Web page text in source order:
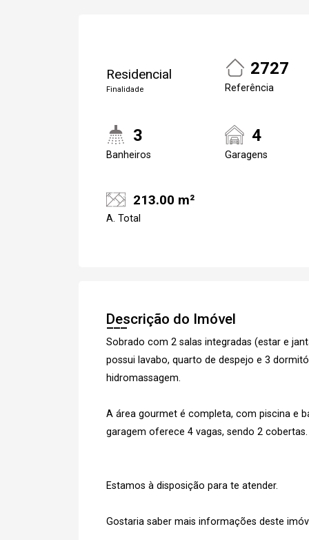
Residencial
Finalidade
2727
Referência
3
Banheiros
4
Garagens
213.00 m²
A. Total
Descrição do Imóvel
Sobrado com 2 salas integradas (estar e
possui lavabo, quarto de despejo e 3
hidromassagem.
A área gourmet é completa, com piscina e
garagem oferece 4 vagas, sendo 2 cobertas.
Estamos à disposição para te atender.
Gostaria saber mais informações deste